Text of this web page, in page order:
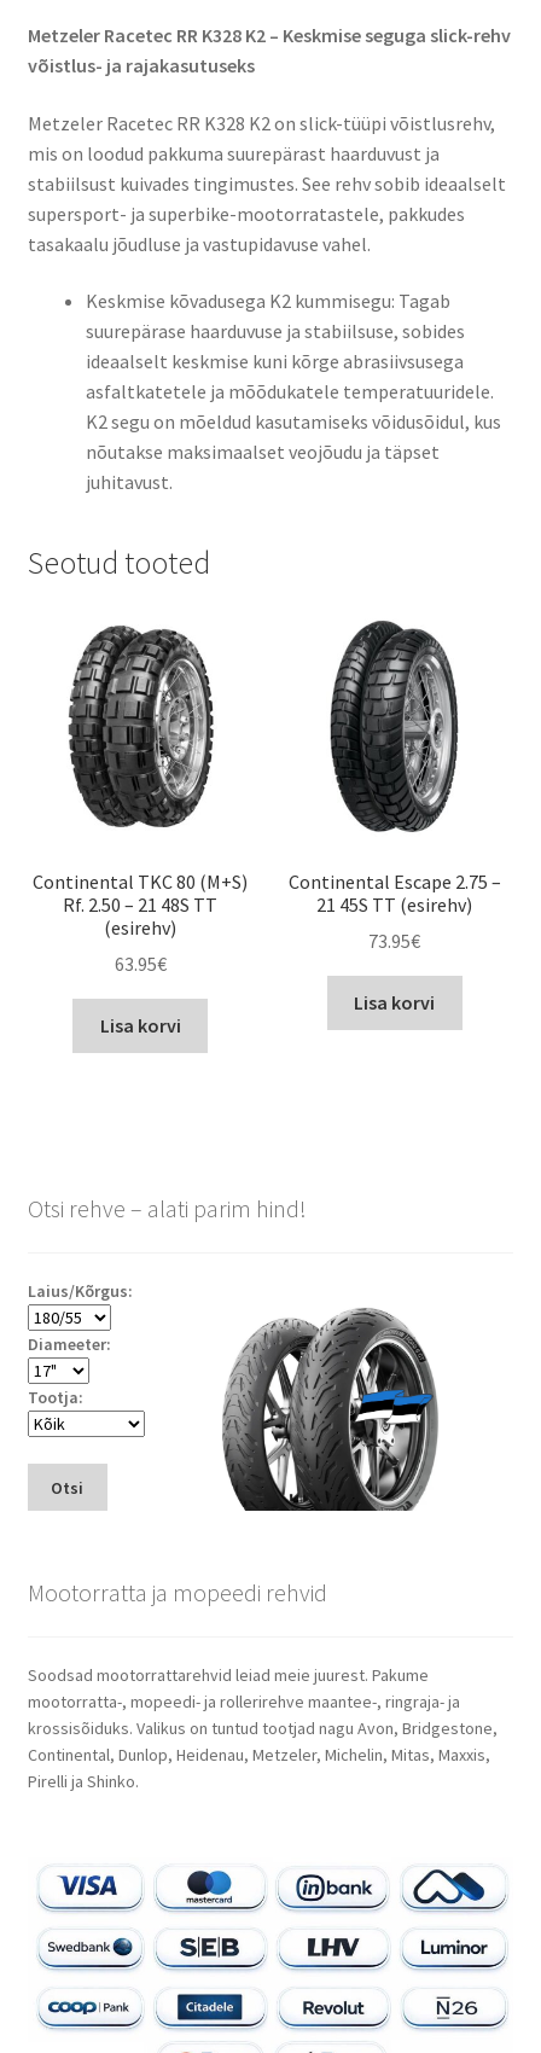
Metzeler Racetec RR K328 K2 – Keskmise seguga slick-rehv
võistlus- ja rajakasutuseks
Metzeler Racetec RR K328 K2 on slick-tüüpi võistlusrehv,
mis on loodud pakkuma suurepärast haarduvust ja
stabiilsust kuivades tingimustes. See rehv sobib ideaalselt
supersport- ja superbike-mootorratastele, pakkudes
tasakaalu jõudluse ja vastupidavuse vahel.​
Keskmise kõvadusega K2 kummisegu: Tagab
suurepärase haarduvuse ja stabiilsuse, sobides
ideaalselt keskmise kuni kõrge abrasiivsusega
asfaltkatetele ja mõõdukatele temperatuuridele.
K2 segu on mõeldud kasutamiseks võidusõidul, kus
nõutakse maksimaalset veojõudu ja täpset
juhitavust.
Seotud tooted
Continental TKC 80 (M+S)
Rf. 2.50 – 21 48S TT
(esirehv)
63.95€
Lisa korvi
Continental Escape 2.75 –
21 45S TT (esirehv)
73.95€
Lisa korvi
Otsi rehve – alati parim hind!
Laius/Kõrgus:
Diameeter:
Tootja:
Otsi
Mootorratta ja mopeedi rehvid
Soodsad mootorrattarehvid leiad meie juurest. Pakume
mootorratta-, mopeedi- ja rollerirehve maantee-, ringraja- ja
krossisõiduks. Valikus on tuntud tootjad nagu Avon, Bridgestone,
Continental, Dunlop, Heidenau, Metzeler, Michelin, Mitas, Maxxis,
Pirelli ja Shinko.